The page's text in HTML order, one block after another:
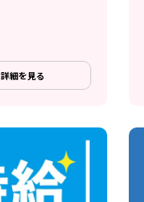
詳細を見る